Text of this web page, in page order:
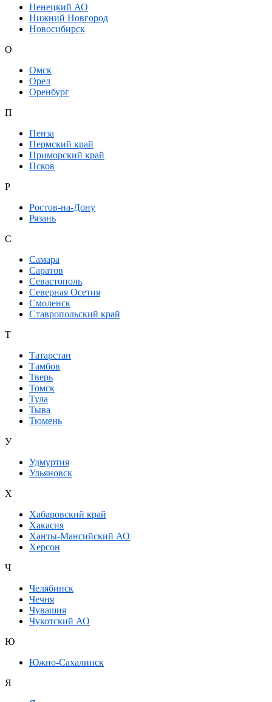
Ненецкий АО
Нижний Новгород
Новосибирск
О
Омск
Орел
Оренбург
П
Пенза
Пермский край
Приморский край
Псков
Р
Ростов-на-Дону
Рязань
С
Самара
Саратов
Севастополь
Северная Осетия
Смоленск
Ставропольский край
Т
Татарстан
Тамбов
Тверь
Томск
Тула
Тыва
Тюмень
У
Удмуртия
Ульяновск
Х
Хабаровский край
Хакасия
Ханты-Мансийский АО
Херсон
Ч
Челябинск
Чечня
Чувашия
Чукотский АО
Ю
Южно-Сахалинск
Я